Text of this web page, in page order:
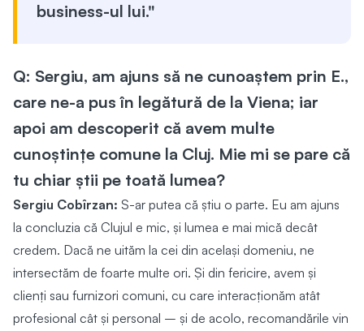
business-ul lui."
Q: Sergiu, am ajuns să ne cunoaștem prin E.,
care ne-a pus în legătură de la Viena; iar
apoi am descoperit că avem multe
cunoștințe comune la Cluj. Mie mi se pare că
tu chiar știi pe toată lumea?
Sergiu Cobîrzan: S-ar putea că știu o parte. Eu am ajuns
la concluzia că Clujul e mic, și lumea e mai mică decât
credem. Dacă ne uităm la cei din același domeniu, ne
intersectăm de foarte multe ori. Și din fericire, avem și
clienți sau furnizori comuni, cu care interacționăm atât
profesional cât și personal – și de acolo, recomandările vin